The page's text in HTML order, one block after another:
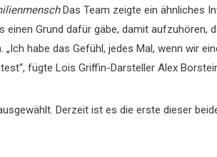
Das Team zeigte ein ähnliches
einen Grund dafür gäbe, damit aufzuhören,
habe das Gefühl, jedes Mal, wenn wir
fügte Lois Griffin-Darsteller Alex
Derzeit ist es die erste dieser